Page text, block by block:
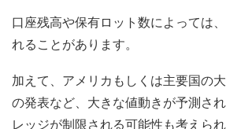
口座残高や保有ロット数によっては
れることがあります。
加えて、アメリカもしくは主要国の
の発表など、大きな値動きが予測さ
レッジが制限される可能性も考えられ